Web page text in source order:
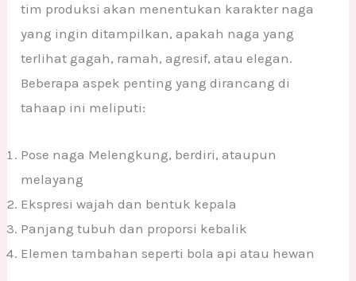
tim produksi akan menentukan karakter naga
yang ingin ditampilkan, apakah naga yang
terlihat gagah, ramah, agresif, atau elegan.
Beberapa aspek penting yang dirancang di
tahaap ini meliputi:
Pose naga Melengkung, berdiri, ataupun
melayang
Ekspresi wajah dan bentuk kepala
Panjang tubuh dan proporsi kebalik
Elemen tambahan seperti bola api atau hewan